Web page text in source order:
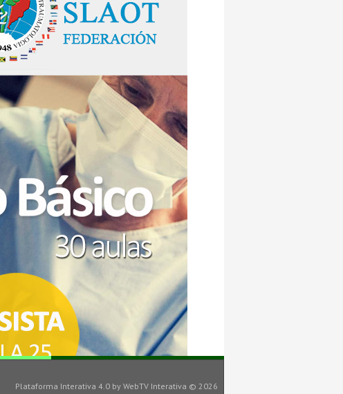
Plataforma Interativa 4.0 by WebTV Interativa © 2026